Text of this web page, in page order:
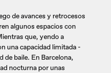
de avances y retrocesos
algunos espacios con
que, yendo a
una capacidad limitada -
de baile. En Barcelona,
nocturna por unas